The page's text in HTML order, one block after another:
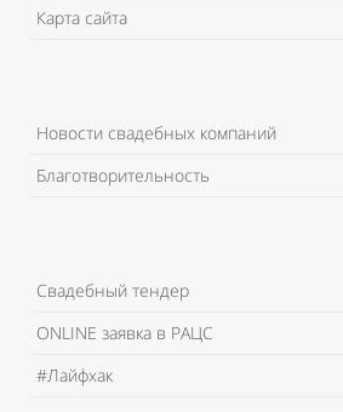
Карта сайта
Новости свадебных компаний
Благотворительность
Свадебный тендер
ONLINE заявка в РАЦС
#Лайфхак